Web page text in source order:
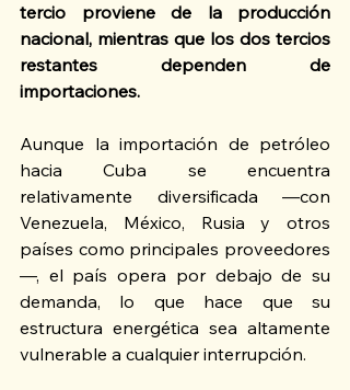
tercio proviene de la producción
nacional, mientras que los dos tercios
restantes dependen de
importaciones.
Aunque la importación de petróleo
hacia Cuba se encuentra
relativamente diversificada —con
Venezuela, México, Rusia y otros
países como principales proveedores
—, el país opera por debajo de su
demanda, lo que hace que su
estructura energética sea altamente
vulnerable a cualquier interrupción.